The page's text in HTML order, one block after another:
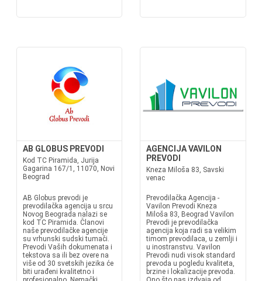
AB GLOBUS PREVODI
Kod TC Piramida, Jurija
Gagarina 167/1, 11070, Novi
Beograd
AB Globus prevodi je
prevodilačka agencija u srcu
Novog Beograda nalazi se
kod TC Piramida. Članovi
naše prevodilačke agencije
su vrhunski sudski tumači.
Prevodi Vaših dokumenata i
tekstova sa ili bez overe na
više od 30 svetskih jezika će
biti urađeni kvalitetno i
AGENCIJA VAVILON
PREVODI
Kneza Miloša 83, Savski
venac
Prevodilačka Agencija -
Vavilon Prevodi Kneza
Miloša 83, Beograd Vavilon
Prevodi je prevodilačka
agencija koja radi sa velikim
timom prevodilaca, u zemlji i
u inostranstvu. Vavilon
Prevodi nudi visok standard
prevoda u pogledu kvaliteta,
brzine i lokalizacije prevoda.